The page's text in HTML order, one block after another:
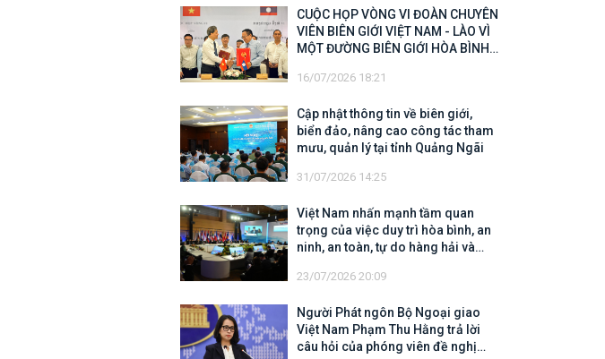
CUỘC HỌP VÒNG VI ĐOÀN CHUYÊN
VIÊN BIÊN GIỚI VIỆT NAM - LÀO VÌ
MỘT ĐƯỜNG BIÊN GIỚI HÒA BÌNH,
16/07/2026 18:21
Cập nhật thông tin về biên giới,
biển đảo, nâng cao công tác tham
mưu, quản lý tại tỉnh Quảng Ngãi
31/07/2026 14:25
Việt Nam nhấn mạnh tầm quan
trọng của việc duy trì hòa bình, an
ninh, an toàn, tự do hàng hải và
23/07/2026 20:09
Người Phát ngôn Bộ Ngoại giao
Việt Nam Phạm Thu Hằng trả lời
câu hỏi của phóng viên đề nghị